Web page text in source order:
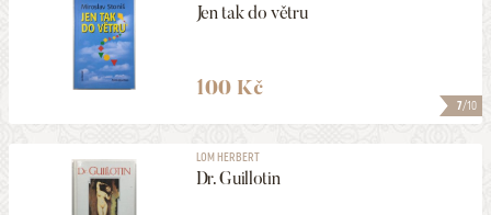
7/10
Jen tak do větru
100 Kč
LOM HERBERT
Dr. Guillotin